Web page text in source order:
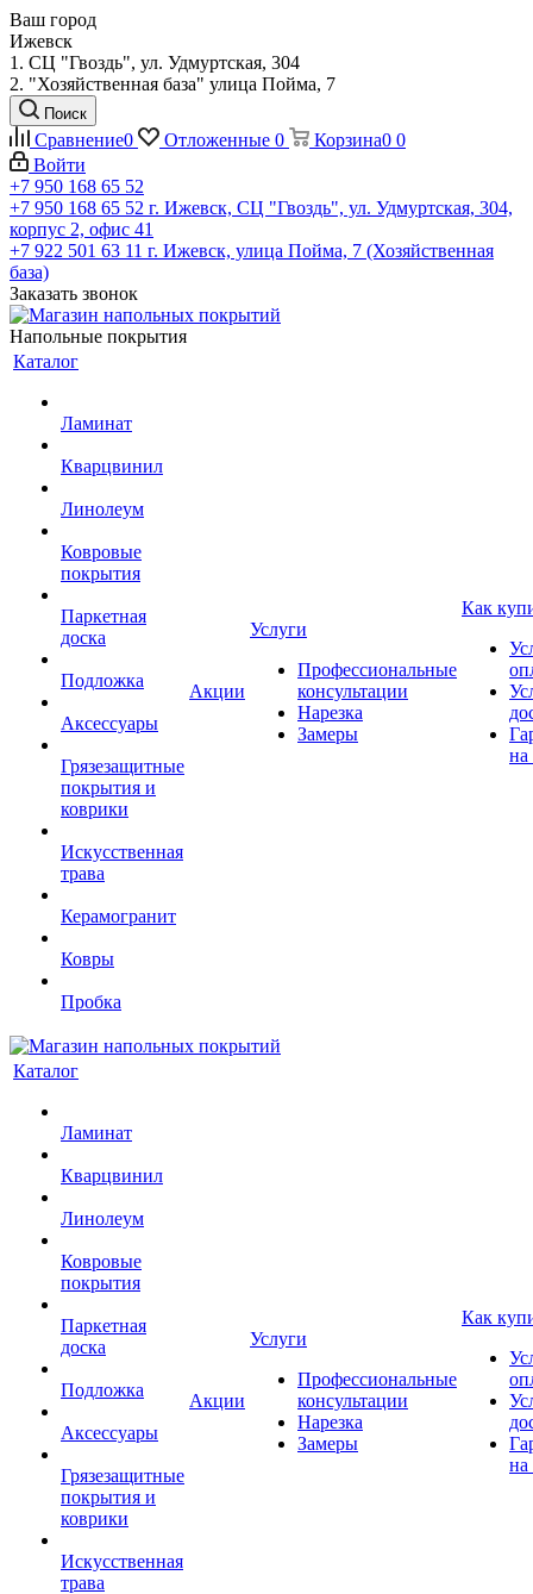
Ваш город
Ижевск
1. СЦ "Гвоздь", ул. Удмуртская, 304
2. "Хозяйственная база" улица Пойма, 7
Поиск
Сравнение0 Отложенные 0 Корзина0 0
Войти
+7 950 168 65 52
+7 950 168 65 52 г. Ижевск, СЦ "Гвоздь", ул. Удмуртская, 304,
корпус 2, офис 41
+7 922 501 63 11 г. Ижевск, улица Пойма, 7 (Хозяйственная
база)
Заказать звонок
Напольные покрытия
Каталог
Ламинат
Кварцвинил
Линолеум
Ковровые
покрытия
Паркетная
доска
Подложка
Аксессуары
Грязезащитные
покрытия и
коврики
Искусственная
трава
Керамогранит
Ковры
Пробка
Акции
Услуги
Профессиональные
консультации
Нарезка
Замеры
Как
на
Каталог
Ламинат
Кварцвинил
Линолеум
Ковровые
покрытия
Паркетная
доска
Подложка
Аксессуары
Грязезащитные
покрытия и
коврики
Искусственная
трава
Акции
Услуги
Профессиональные
консультации
Нарезка
Замеры
Как
на